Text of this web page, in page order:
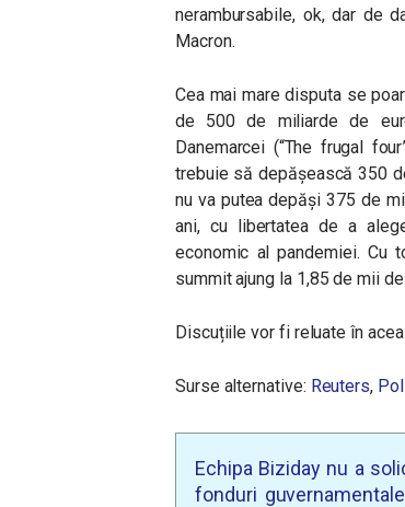
nerambursabile, ok, dar de
Macron.
Cea mai mare disputa se
de 500 de miliarde de
Danemarcei (“The frugal
trebuie să depășească 350
nu va putea depăși 375 de
ani, cu libertatea de a
economic al pandemiei. Cu
summit ajung la 1,85 de mii
Discuțiile vor fi reluate în
Surse alternative: Reuters,
Echipa Biziday nu a
fonduri